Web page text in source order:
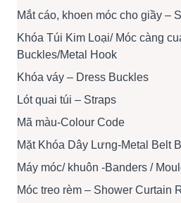
Mắt cáo, khoen móc cho giầy –
Khóa Túi Kim Loại/ Móc càng
Buckles/Metal Hook
Khóa váy – Dress Buckles
Lót quai túi – Straps
Mã màu-Colour Code
Mặt Khóa Dây Lưng-Metal Belt
Máy móc/ khuôn -Banders /
Móc treo rèm – Shower Curtain